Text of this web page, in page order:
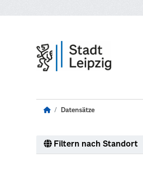
Datensätze
Filtern nach Standort